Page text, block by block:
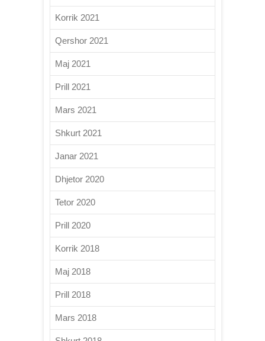
Korrik 2021
Qershor 2021
Maj 2021
Prill 2021
Mars 2021
Shkurt 2021
Janar 2021
Dhjetor 2020
Tetor 2020
Prill 2020
Korrik 2018
Maj 2018
Prill 2018
Mars 2018